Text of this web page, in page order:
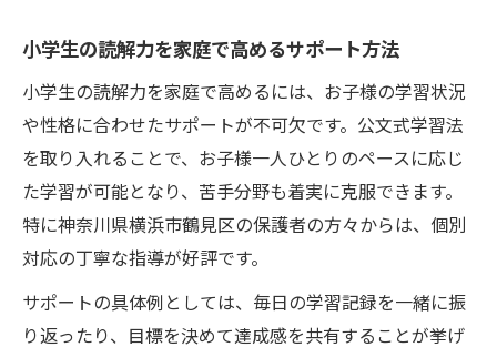
小学生の読解力を家庭で高めるサポート方法
小学生の読解力を家庭で高めるには、お子様の学習状況
や性格に合わせたサポートが不可欠です。公文式学習法
を取り入れることで、お子様一人ひとりのペースに応じ
た学習が可能となり、苦手分野も着実に克服できます。
特に神奈川県横浜市鶴見区の保護者の方々からは、個別
対応の丁寧な指導が好評です。
サポートの具体例としては、毎日の学習記録を一緒に振
り返ったり、目標を決めて達成感を共有することが挙げ